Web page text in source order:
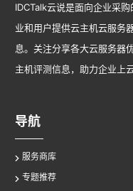
IDCTalk云说是面向企业采
业和用户提供云主机云服务
息。关注分享各大云服务器
主机评测信息，助力企业上云
导航
服务商库
专题推荐